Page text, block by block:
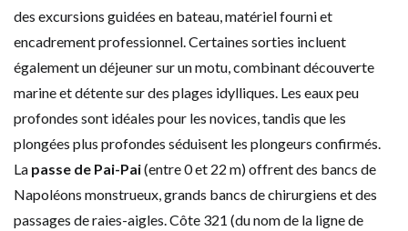
des excursions guidées en bateau, matériel fourni et
encadrement professionnel. Certaines sorties incluent
également un déjeuner sur un motu, combinant découverte
marine et détente sur des plages idylliques. Les eaux peu
profondes sont idéales pour les novices, tandis que les
plongées plus profondes séduisent les plongeurs confirmés.
La passe de Pai-Pai(entre 0 et 22 m) offrent des bancs de
Napoléons monstrueux, grands bancs de chirurgiens et des
passages de raies-aigles. Côte 321 (du nom de la ligne de